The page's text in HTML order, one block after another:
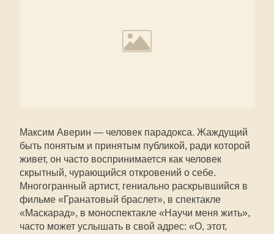
Максим Аверин — человек парадокса. Жаждущий
быть понятым и принятым публикой, ради которой
живет, он часто воспринимается как человек
скрытный, чурающийся откровений о себе.
Многогранный артист, гениально раскрывшийся в
фильме «Гранатовый браслет», в спектакле
«Маскарад», в моноспектакле «Научи меня жить»,
часто может услышать в свой адрес: «О, этот,